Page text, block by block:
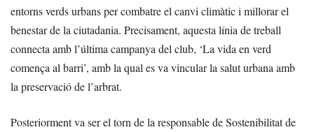
entorns verds urbans per combatre el canvi climàtic i millorar el
benestar de la ciutadania. Precisament, aquesta línia de treball
connecta amb l’última campanya del club, ‘La vida en verd
comença al barri’, amb la qual es va vincular la salut urbana amb
la preservació de l’arbrat.
Posteriorment va ser el torn de la responsable de Sostenibilitat de